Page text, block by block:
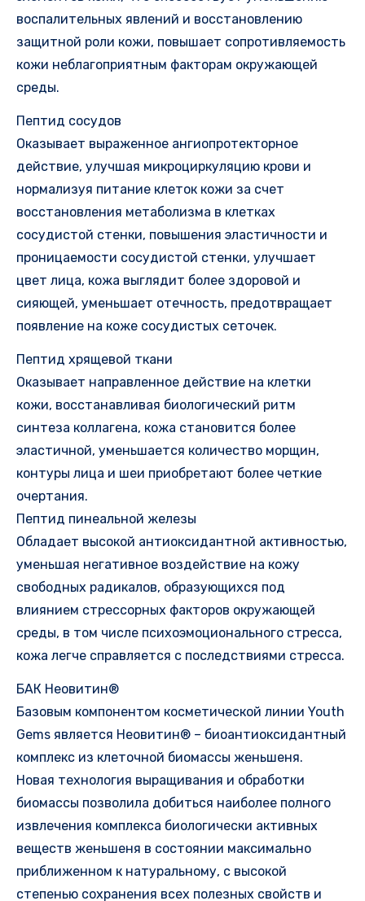
воспалительных явлений и восстановлению
защитной роли кожи, повышает сопротивляемость
кожи неблагоприятным факторам окружающей
среды.
Пептид сосудов
Оказывает выраженное ангиопротекторное
действие, улучшая микроциркуляцию крови и
нормализуя питание клеток кожи за счет
восстановления метаболизма в клетках
сосудистой стенки, повышения эластичности и
проницаемости сосудистой стенки, улучшает
цвет лица, кожа выглядит более здоровой и
сияющей, уменьшает отечность, предотвращает
появление на коже сосудистых сеточек.
Пептид хрящевой ткани
Оказывает направленное действие на клетки
кожи, восстанавливая биологический ритм
синтеза коллагена, кожа становится более
эластичной, уменьшается количество морщин,
контуры лица и шеи приобретают более четкие
очертания.
Пептид пинеальной железы
Обладает высокой антиоксидантной активностью,
уменьшая негативное воздействие на кожу
свободных радикалов, образующихся под
влиянием стрессорных факторов окружающей
среды, в том числе психоэмоционального стресса,
кожа легче справляется с последствиями стресса.
БАК Неовитин®
Базовым компонентом косметической линии Youth
Gems является Неовитин® – биоантиоксидантный
комплекс из клеточной биомассы женьшеня.
Новая технология выращивания и обработки
биомассы позволила добиться наиболее полного
извлечения комплекса биологически активных
веществ женьшеня в состоянии максимально
приближенном к натуральному, с высокой
степенью сохранения всех полезных свойств и